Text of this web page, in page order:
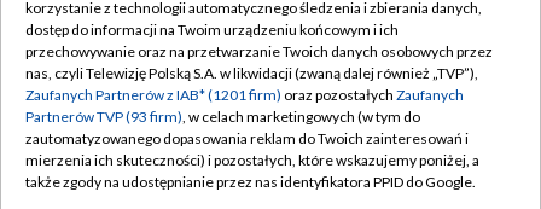
TVP
Abonament TVP
Emisja w TVP
Centrum informacji TVP
Naziemna Telewizja Cyfrowa
Regulamin TVP
Polityka prywatności
Moje zgody
Pomoc
korzystanie z technologii automatycznego śledzenia i zbierania danych,
dostęp do informacji na Twoim urządzeniu końcowym i ich
przechowywanie oraz na przetwarzanie Twoich danych osobowych przez
nas, czyli Telewizję Polską S.A. w likwidacji (zwaną dalej również „TVP”),
Zaufanych Partnerów z IAB* (1201 firm) oraz pozostałych Zaufanych
Partnerów TVP (93 firm), w celach marketingowych (w tym do
zautomatyzowanego dopasowania reklam do Twoich zainteresowań i
mierzenia ich skuteczności) i pozostałych, które wskazujemy poniżej, a
także zgody na udostępnianie przez nas identyfikatora PPID do Google.